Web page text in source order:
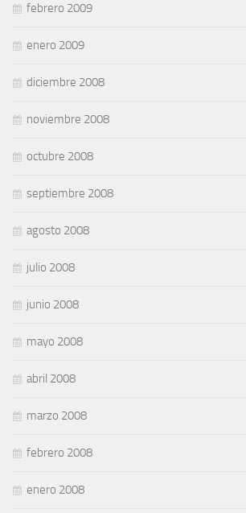
febrero 2009
enero 2009
diciembre 2008
noviembre 2008
octubre 2008
septiembre 2008
agosto 2008
julio 2008
junio 2008
mayo 2008
abril 2008
marzo 2008
febrero 2008
enero 2008